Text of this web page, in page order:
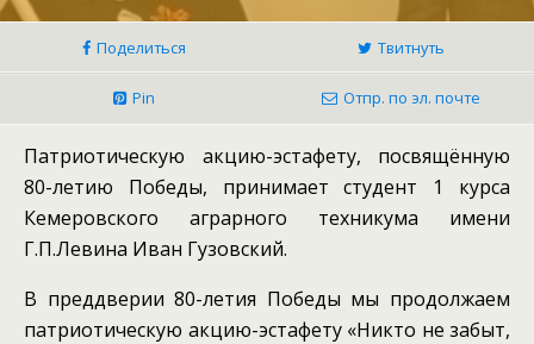
Поделиться Твитнуть
Pin Отпр. по эл. почте
Патриотическую акцию-эстафету, посвящённую
80-летию Победы, принимает студент 1 курса
Кемеровского аграрного техникума имени
Г.П.Левина Иван Гузовский.
В преддверии 80-летия Победы мы продолжаем
патриотическую акцию-эстафету «Никто не забыт,